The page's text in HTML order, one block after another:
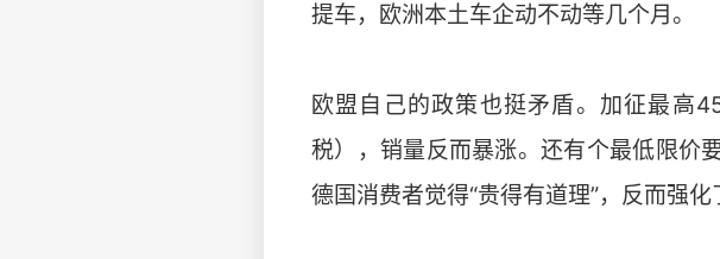
提车，欧洲本土车企动不动等几个月。
欧盟自己的政策也挺矛盾。加征最高
税），销量反而暴涨。还有个最低限
德国消费者觉得“贵得有道理”，反而强化